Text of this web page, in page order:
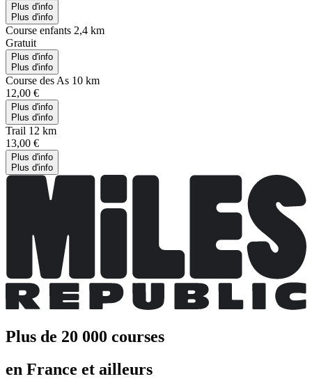
Plus d'info
Plus d'info
Course enfants 2,4 km
Gratuit
Plus d'info
Plus d'info
Course des As 10 km
12,00 €
Plus d'info
Plus d'info
Trail 12 km
13,00 €
Plus d'info
Plus d'info
Plus de 20 000 courses
en France et ailleurs